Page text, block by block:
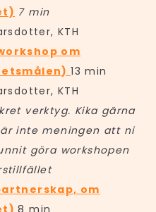
7 min
KTH
om
13 min
KTH
verktyg. Kika gärna
inte meningen att ni
göra workshopen
om
8 min